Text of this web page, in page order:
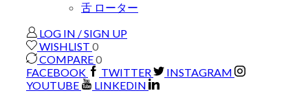
舌 ローター
LOG IN / SIGN UP
WISHLIST 0
COMPARE0
FACEBOOK
TWITTER
INSTAGRAM
YOUTUBE
LINKEDIN